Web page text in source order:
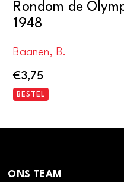
Rondom de
1948
Baanen, B.
€3,75
BESTEL
ONS TEAM